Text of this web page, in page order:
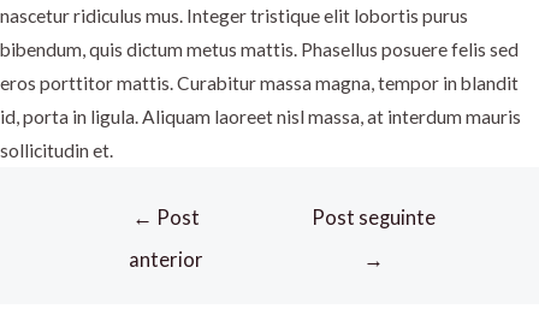
nascetur ridiculus mus. Integer tristique elit lobortis purus
bibendum, quis dictum metus mattis. Phasellus posuere felis sed
eros porttitor mattis. Curabitur massa magna, tempor in blandit
id, porta in ligula. Aliquam laoreet nisl massa, at interdum mauris
sollicitudin et.
← Post
anterior
Post seguinte
→